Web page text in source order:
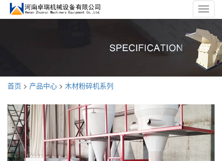
首页 > 产品中心 > 木材粉碎机系列